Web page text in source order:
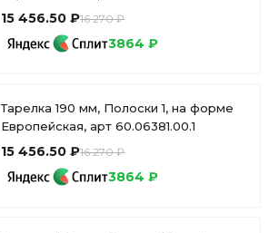
15 456.50 ₽16 270 ₽
3864 ₽
Тарелка 190 мм, Полоски 1, на форме
Европейская, арт 60.06381.00.1
15 456.50 ₽16 270 ₽
3864 ₽